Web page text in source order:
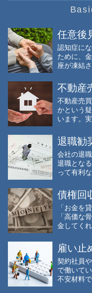
任意後
認知症に
ために、
座が凍結
不動産
不動産売
かという
います。
退職勧
会社の退
退職とな
って有利
債権回
「お金を
「高価な
金してく
雇い止
契約社員
で働いて
不安材料